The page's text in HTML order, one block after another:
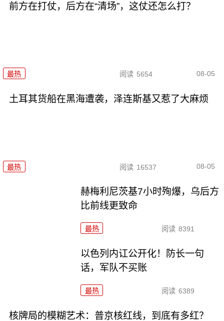
前方在打仗，后方在“清场”，这仗还怎么打？
最热 阅读 5654 08-05
土耳其货船在黑海遭袭，泽连斯基又惹了大麻烦
最热 阅读 16537 08-05
赫梅利尼茨基7小时殉爆，乌后方
比前线更致命
最热 阅读 8391
以色列内讧公开化！防长一句
话，军队不买账
最热 阅读 6389
核牌局的模糊艺术：普京核红线，到底有多红？